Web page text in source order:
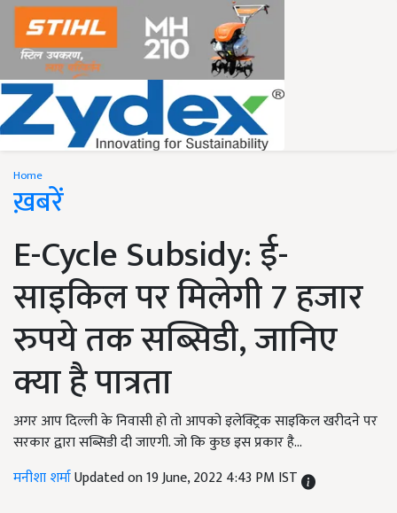
Home
ख़बरें
E-Cycle Subsidy: ई-
साइकिल पर मिलेगी 7 हजार
रुपये तक सब्सिडी, जानिए
क्या है पात्रता
अगर आप दिल्ली के निवासी हो तो आपको इलेक्ट्रिक साइकिल खरीदने पर
सरकार द्वारा सब्सिडी दी जाएगी. जो कि कुछ इस प्रकार है...
मनीशा शर्माUpdated on 19 June, 2022 4:43 PM IST